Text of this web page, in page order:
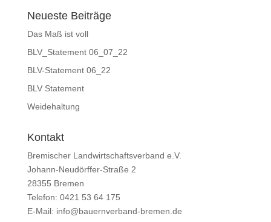
Neueste Beiträge
Das Maß ist voll
BLV_Statement 06_07_22
BLV-Statement 06_22
BLV Statement
Weidehaltung
Kontakt
Bremischer Landwirtschaftsverband e.V.
Johann-Neudörffer-Straße 2
28355 Bremen
Telefon: 0421 53 64 175
E-Mail: info@bauernverband-bremen.de